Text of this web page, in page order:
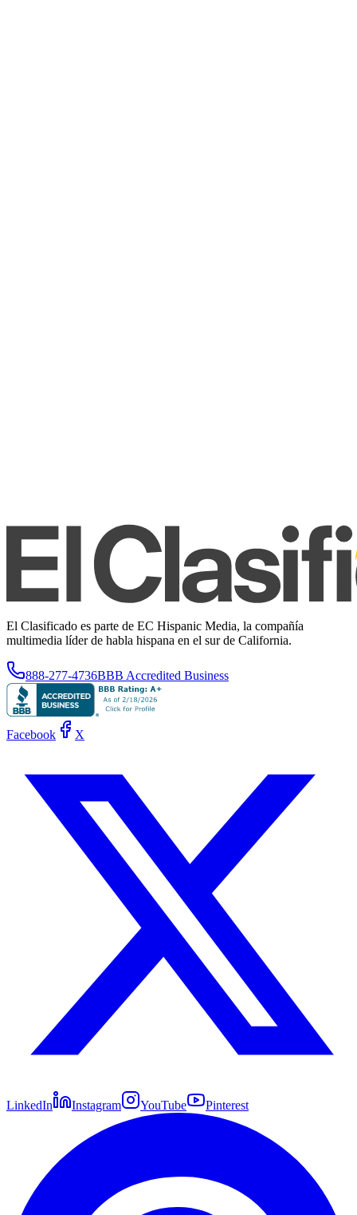
El Clasificado es parte de EC Hispanic Media, la compañía
multimedia líder de habla hispana en el sur de California.
888-277-4736BBB Accredited Business
Facebook X
LinkedIn Instagram YouTube Pinterest